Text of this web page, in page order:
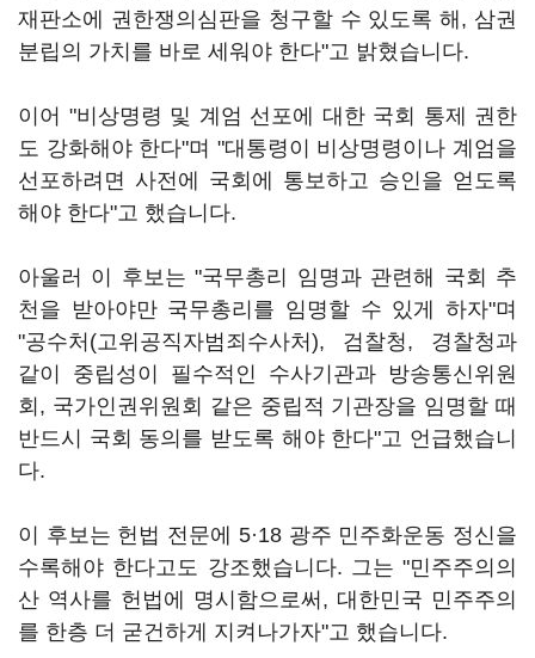
재판소에 권한쟁의심판을 청구할 수 있도록 해, 삼권
분립의 가치를 바로 세워야 한다"고 밝혔습니다.
이어 "비상명령 및 계엄 선포에 대한 국회 통제 권한
도 강화해야 한다"며 "대통령이 비상명령이나 계엄을
선포하려면 사전에 국회에 통보하고 승인을 얻도록
해야 한다"고 했습니다.
아울러 이 후보는 "국무총리 임명과 관련해 국회 추
천을 받아야만 국무총리를 임명할 수 있게 하자"며
"공수처(고위공직자범죄수사처), 검찰청, 경찰청과
같이 중립성이 필수적인 수사기관과 방송통신위원
회, 국가인권위원회 같은 중립적 기관장을 임명할 때
반드시 국회 동의를 받도록 해야 한다"고 언급했습니
다.
이 후보는 헌법 전문에 5·18 광주 민주화운동 정신을
수록해야 한다고도 강조했습니다. 그는 "민주주의의
산 역사를 헌법에 명시함으로써, 대한민국 민주주의
를 한층 더 굳건하게 지켜나가자"고 했습니다.